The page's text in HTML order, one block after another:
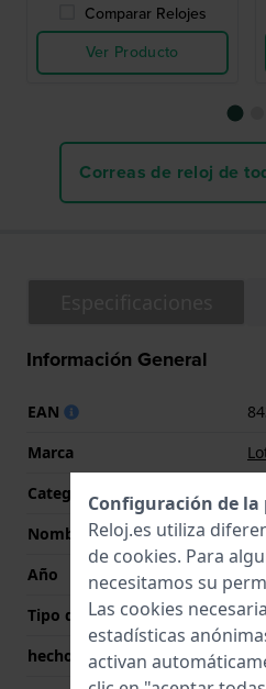
Comparar Relojes
Ver Producto
Correas de reloj de
Información General
EAN
Marca
Categoría
Nombre
Año
Tipo de pantalla
hecho en Suiza
Configuración de la
Reloj.es utiliza
de cookies. Para
necesitamos su
Las cookies
estadísticas
activan